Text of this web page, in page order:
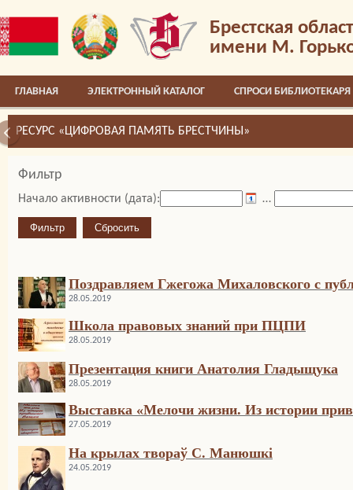
Брестская
имени М.
ГЛАВНАЯ ЭЛЕКТРОННЫЙ КАТАЛОГ СПРОСИ БИБЛИОТЕКАРЯ
РЕСУРС «ЦИФРОВАЯ ПАМЯТЬ БРЕСТЧИНЫ»
Фильтр
Начало активности (дата): …
Поздравляем Гжегожа Михаловского с
28.05.2019
Школа правовых знаний при ПЦПИ
28.05.2019
Презентация книги Анатолия Гладыщука
28.05.2019
Выставка «Мелочи жизни. Из истории
27.05.2019
На крылах твораў С. Манюшкі
24.05.2019